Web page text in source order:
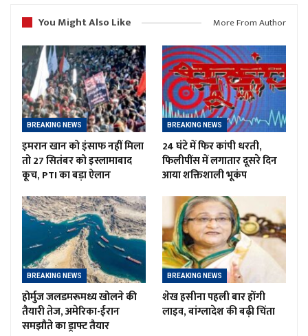
You Might Also Like
More From Author
BREAKING NEWS
इमरान खान को इंसाफ नहीं मिला
तो 27 सितंबर को इस्लामाबाद
कूच, PTI का बड़ा ऐलान
BREAKING NEWS
24 घंटे में फिर कांपी धरती,
फिलीपींस में लगातार दूसरे दिन
आया शक्तिशाली भूकंप
BREAKING NEWS
होर्मुज जलडमरूमध्य खोलने की
तैयारी तेज, अमेरिका-ईरान
समझौते का ड्राफ्ट तैयार
BREAKING NEWS
शेख हसीना पहली बार होंगी
लाइव, बांग्लादेश की बढ़ी चिंता